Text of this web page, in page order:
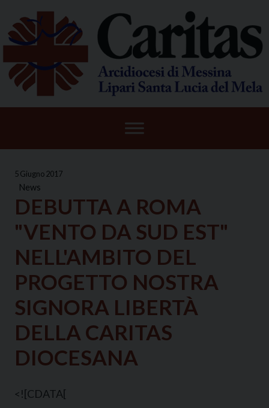
content
5 Giugno 2017
News
DEBUTTA A ROMA
"VENTO DA SUD EST"
NELL'AMBITO DEL
PROGETTO NOSTRA
SIGNORA LIBERTÀ
DELLA CARITAS
DIOCESANA
<![CDATA[